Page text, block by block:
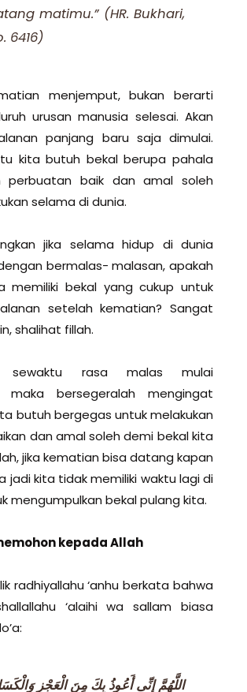
matimu.”(HR. Bukhari,
6416)
menjemput, bukan berarti
urusan manusia selesai. Akan
panjang baru saja dimulai.
kita butuh bekal berupa pahala
perbuatan baik dan amal soleh
selama di dunia.
jika selama hidup di dunia
bermalas- malasan, apakah
memiliki bekal yang cukup untuk
setelah kematian? Sangat
shalihat fillah.
sewaktu rasa malas mulai
maka bersegeralah mengingat
butuh bergegas untuk melakukan
dan amal soleh demi bekal kita
jika kematian bisa datang kapan
jadi kita tidak memiliki waktu lagi di
mengumpulkan bekal pulang kita.
kepada Allah
radhiyallahu ‘anhu berkata bahwa
‘alaihi wa sallam biasa
اللَّهُمَّ إِنِّى أَعُوذُ بِكَ مِنَ الْعَجْزِ